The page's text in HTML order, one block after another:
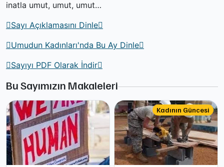
inatla umut, umut, umut…
Sayı Açıklamasını Dinle
Umudun Kadınları'nda Bu Ay Dinle
Sayıyı PDF Olarak İndir
Bu Sayımızın Makaleleri
Kadının Güncesi